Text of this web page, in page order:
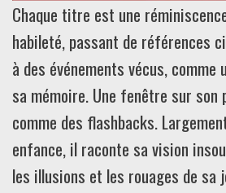
Chaque titre est une
habileté, passant de références
à des événements vécus, comme
sa mémoire. Une fenêtre sur son
comme des flashbacks.
enfance, il raconte sa vision
les illusions et les rouages de sa